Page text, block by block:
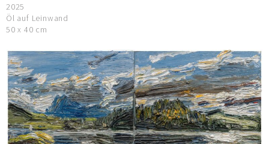
2025
Öl auf Leinwand
50 x 40 cm